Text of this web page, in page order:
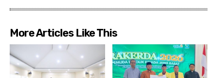
More Articles Like This